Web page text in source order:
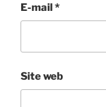
E-mail*
Site web